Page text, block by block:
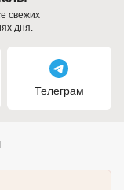
свежих
дня.
Телеграм